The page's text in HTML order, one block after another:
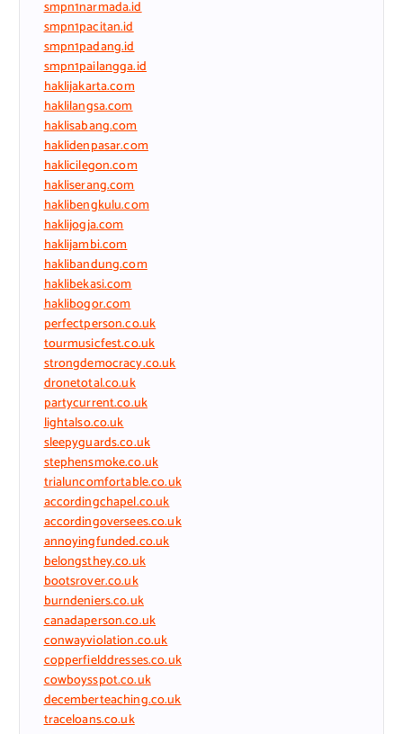
smpn1narmada.id
smpn1pacitan.id
smpn1padang.id
smpn1pailangga.id
haklijakarta.com
haklilangsa.com
haklisabang.com
haklidenpasar.com
haklicilegon.com
hakliserang.com
haklibengkulu.com
haklijogja.com
haklijambi.com
haklibandung.com
haklibekasi.com
haklibogor.com
perfectperson.co.uk
tourmusicfest.co.uk
strongdemocracy.co.uk
dronetotal.co.uk
partycurrent.co.uk
lightalso.co.uk
sleepyguards.co.uk
stephensmoke.co.uk
trialuncomfortable.co.uk
accordingchapel.co.uk
accordingoversees.co.uk
annoyingfunded.co.uk
belongsthey.co.uk
bootsrover.co.uk
burndeniers.co.uk
canadaperson.co.uk
conwayviolation.co.uk
copperfielddresses.co.uk
cowboysspot.co.uk
decemberteaching.co.uk
traceloans.co.uk